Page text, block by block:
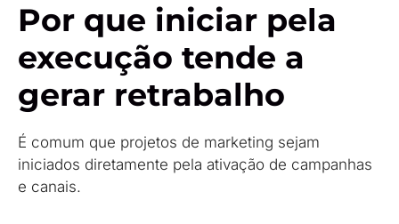
Por que iniciar pela
execução tende a
gerar retrabalho
É comum que projetos de marketing sejam
iniciados diretamente pela ativação de campanhas
e canais.